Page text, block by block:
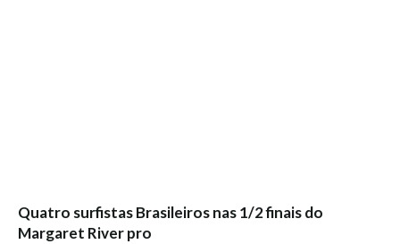
Quatro surfistas Brasileiros nas 1/2 finais do
Margaret River pro